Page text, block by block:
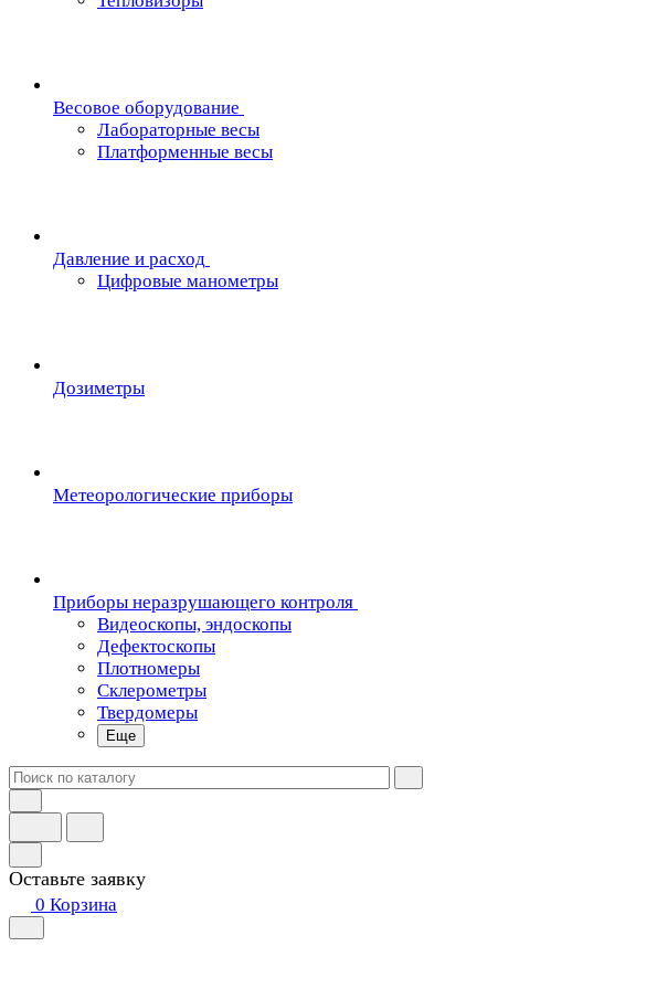
Весовое оборудование
Лабораторные весы
Платформенные весы
Давление и расход
Цифровые манометры
Дозиметры
Метеорологические приборы
Приборы неразрушающего контроля
Видеоскопы, эндоскопы
Дефектоскопы
Плотномеры
Склерометры
Твердомеры
Еще
Оставьте заявку
0 Корзина